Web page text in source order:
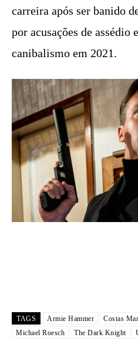
carreira após ser banido
por acusações de assédio
canibalismo em 2021.
TAGS Armie Hammer Costas
Michael Roesch
The Dark Knight